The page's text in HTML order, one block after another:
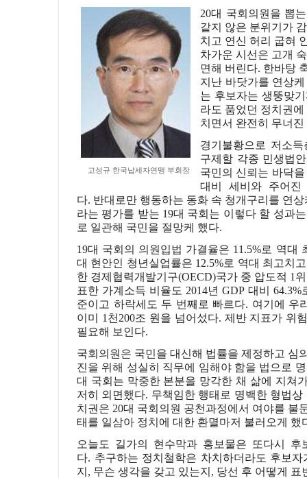
고성규 한국납세자연맹 부회장
20대 국회의원을 뽑
같지 않은 분위기가
치고 연신 허리 굽혀
차가운 시선은 고개
면해 버린다. 한바탕
지난 바닷가를 연상
는 후보자는 생뚱맞
라도 품었던 정치권
치면서 완전히 무너
경기불황으로 저소
구제할 각종 민생법
국민의 신뢰는 바닥
대비 세비와 주어
다. 반대로만 행동하는 동화 속 청개구리를 연상
라는 평가를 받는 19대 국회는 이렇다 할 성과
로 일관해 국민을 절망케 했다.
19대 국회의 의원입법 가결율은 11.5%로 역대
대 현안인 청년실업률은 12.5%로 역대 최고치
한 경제협력개발기구(OECD)국가 중 압도적 1
표한 가계소득 비율도 2014년 GDP 대비 64.3%
준이고 하락세도 두 번째로 빠르다. 여기에 우
이미 1 천 200조 원을 넘어섰다. 제반 지표가 위
필요해 보인다.
국회의원은 국민을 대신해 법률을 제정하고 심
진을 위해 성실히 직무에 임해야 함을 법으로
대 국회는 막중한 본분을 망각한 채 삶에 지쳐
저히 외면했다. 무책임한 행태로 명백한 형법상
치권은 20대 국회의원 공천과정에서 여야를 불
태를 일삼아 정치에 대한 환멸마저 불러오게 했
오늘도 길가의 현수막과 홍보물은 또다시
다. 추구하는 정치철학은 차치하더라도 후보
지 , 무슨 생각을 갖고 있는지 , 당선 후 어떻게 표